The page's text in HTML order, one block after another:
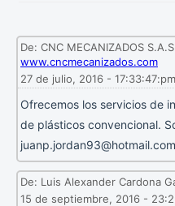
De: CNC MECANIZADOS
www.cncmecanizados.com
27 de julio, 2016 - 17:33:47:pm
Ofrecemos los servicios de
de plásticos convencional.
De: Luis Alexander Cardona
15 de septiembre, 2016 -